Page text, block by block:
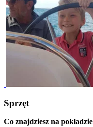
Sprzęt
Co znajdziesz na pokładzie